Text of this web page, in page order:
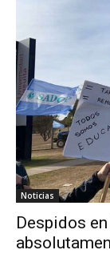
Noticias
Despidos en